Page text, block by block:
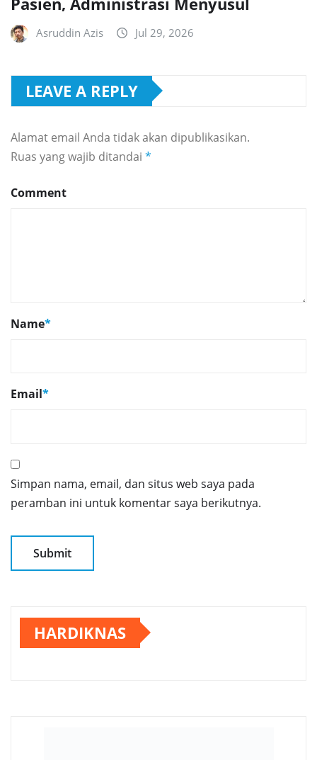
Asruddin Azis Jul 29, 2026
LEAVE A REPLY
Alamat email Anda tidak akan dipublikasikan.
Ruas yang wajib ditandai *
Comment
Name*
Email*
Simpan nama, email, dan situs web saya pada
peramban ini untuk komentar saya berikutnya.
HARDIKNAS